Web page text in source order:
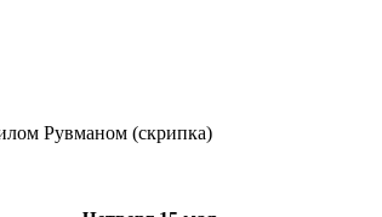
Рувманом (скрипка)